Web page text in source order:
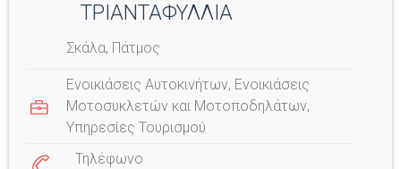
ΤΡΙΑΝΤΑΦΥΛΛΙΑ
Σκάλα, Πάτμος
Ενοικιάσεις Αυτοκινήτων, Ενοικιάσεις
Μοτοσυκλετών και Μοτοποδηλάτων,
Υπηρεσίες Τουρισμού
Τηλέφωνο